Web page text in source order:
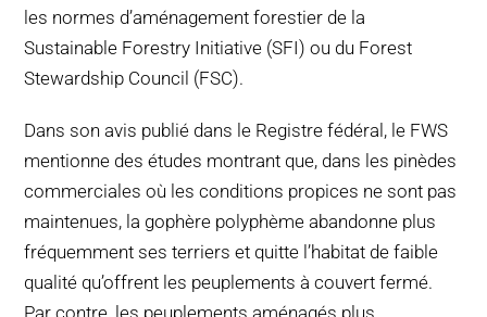
les normes d’aménagement forestier de la
Sustainable Forestry Initiative (SFI) ou du Forest
Stewardship Council (FSC).
Dans son avis publié dans le Registre fédéral, le FWS
mentionne des études montrant que, dans les pinèdes
commerciales où les conditions propices ne sont pas
maintenues, la gophère polyphème abandonne plus
fréquemment ses terriers et quitte l’habitat de faible
qualité qu’offrent les peuplements à couvert fermé.